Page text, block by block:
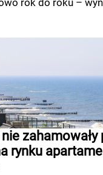
rok do roku –
zahamowały
rynku